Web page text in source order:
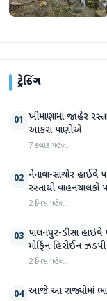
ટ્રેન્ડિંગ
01 ખીમાણામાં જાહેર
આકરા પાણીએ
7 કલાક પહેલા
02 નેનાવા-સાંચોર હાઈવે
રસ્તાથી વાહનચાલકો
2 દિવસ પહેલા
03 પાલનપુર-ડીસા
મોર્ફિન હિરોઈન
2 દિવસ પહેલા
04 આજે આ રાજ્યોમાં